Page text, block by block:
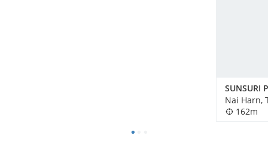
SUNSURI
Nai Harn,
162m